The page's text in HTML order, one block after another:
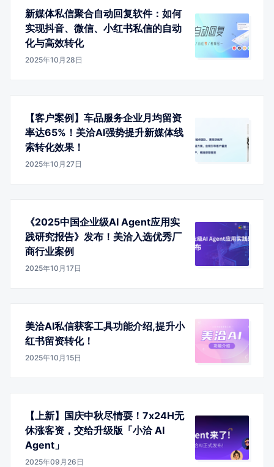
新媒体私信聚合自动回复软件：如何
实现抖音、微信、小红书私信的自动
化与高效转化
2025年10月28日
【客户案例】车品服务企业月均留资
率达65%！美洽AI强势提升新媒体线
索转化效果！
2025年10月27日
《2025中国企业级AI Agent应用实
践研究报告》发布！美洽入选优秀厂
商行业案例
2025年10月17日
美洽AI私信获客工具功能介绍,提升小
红书留资转化！
2025年10月15日
【上新】国庆中秋尽情耍！7x24H无
休涨客资，交给升级版「小洽 AI
Agent」
2025年09月26日